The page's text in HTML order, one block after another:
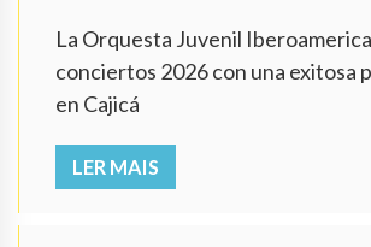
La Orquesta Juvenil
conciertos 2026 con una exitosa
en Cajicá
LER MAIS